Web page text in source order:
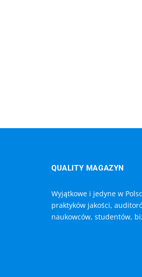
QUALITY MAGAZYN
Wyjątkowe i jedyne w
praktyków jakości,
naukowców, studentów,